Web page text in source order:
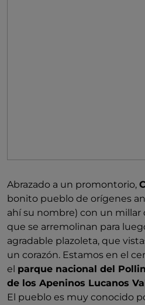
Abrazado a un promontorio,
bonito pueblo de orígenes
ahí su nombre) con un millar
que se arremolinan para
agradable plazoleta, que
un corazón. Estamos en el
el parque nacional del
de los Apeninos Lucanos
El pueblo es muy conocido